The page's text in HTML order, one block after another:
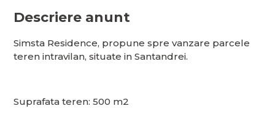
Descriere anunt
Simsta Residence, propune spre vanzare parcele
teren intravilan, situate in Santandrei.
Suprafata teren: 500 m2